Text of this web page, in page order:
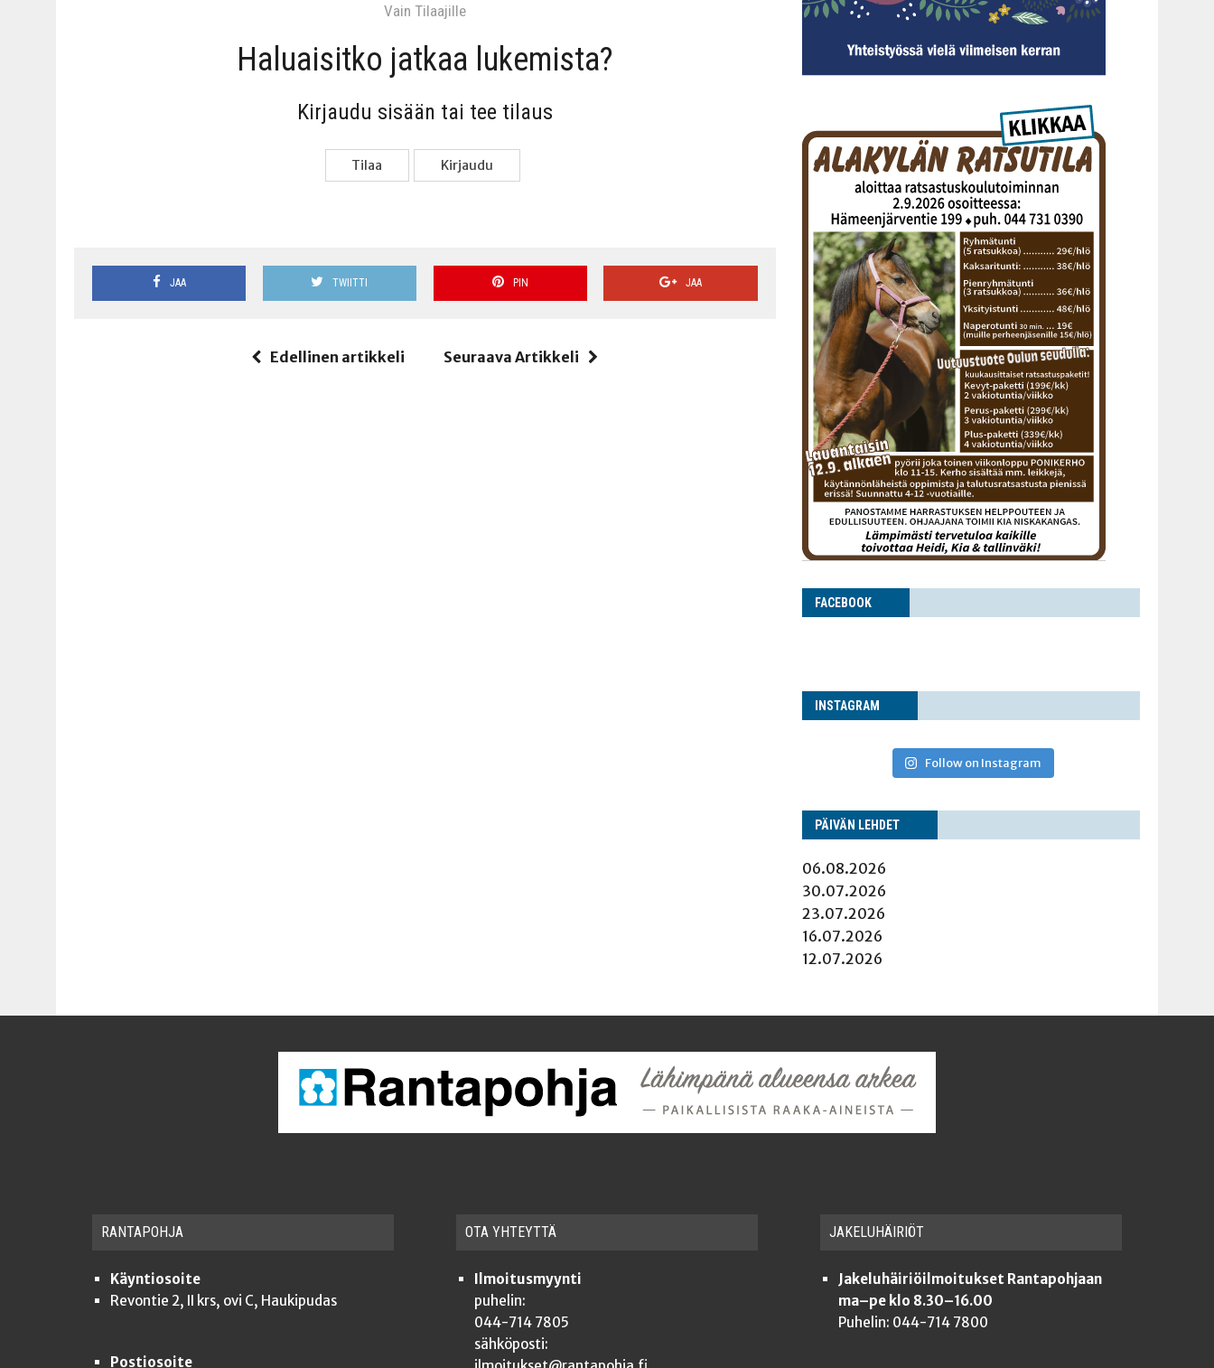
Vain Tilaa­jil­le
Haluai­sit­ko jat­kaa lukemista?
Kir­jau­du sisään tai tee tilaus
Tilaa Kir­jau­du
JAA TWIITTI PIN JAA
Edellinen artikkeli Seuraava Artikkeli
FACE­BOOK
INS­TA­GRAM
Follow on Instagram
PÄI­VÄN LEHDET
06.08.2026
30.07.2026
23.07.2026
16.07.2026
12.07.2026
RAN­TA­POH­JA
Käyntiosoite
Revontie 2, II krs, ovi C, Haukipudas
Postiosoite
OTA YHTEYT­TÄ
Ilmoitusmyynti
puhelin:
044-714 7805
sähköposti:
JAKE­LU­HÄI­RIÖT
Jakeluhäiriöilmoitukset Rantapohjaan
ma–pe klo 8.30–16.00
Puhelin: 044-714 7800